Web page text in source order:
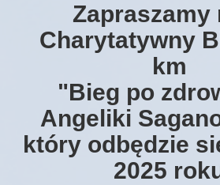
Zapraszamy
Charytatywny
km
"Bieg po
Angeliki
który odbędzie
2025